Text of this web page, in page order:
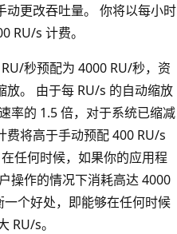
动更改吞吐量。 你将以每小时
RU/s 计费。
秒预配为 4000 RU/秒，资
放。 由于每 RU/s 的自动缩放
率的 1.5 倍，对于系统已缩减
费将高于手动预配 400 RU/s
任何时候，如果你的应用程
操作的情况下消耗高达 4000
个好处，即能够在任何时候
RU/s。